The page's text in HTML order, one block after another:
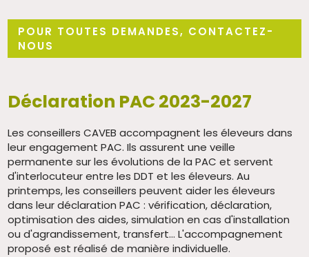
POUR TOUTES DEMANDES, CONTACTEZ-
NOUS
Déclaration PAC 2023-2027
Les conseillers CAVEB accompagnent les éleveurs dans
leur engagement PAC. Ils assurent une veille
permanente sur les évolutions de la PAC et servent
d'interlocuteur entre les DDT et les éleveurs. Au
printemps, les conseillers peuvent aider les éleveurs
dans leur déclaration PAC : vérification, déclaration,
optimisation des aides, simulation en cas d'installation
ou d'agrandissement, transfert... L'accompagnement
proposé est réalisé de manière individuelle.